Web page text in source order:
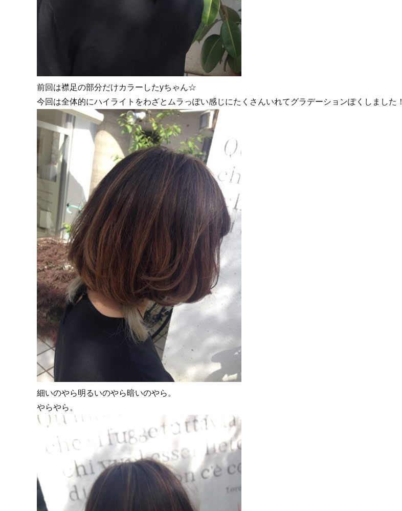
前回は襟足の部分だけカラーしたyちゃん☆
今回は全体的にハイライトをわざとムラっぽい感じにたくさんいれてグラデーションぽくしました！
細いのやら明るいのやら暗いのやら。
やらやら。